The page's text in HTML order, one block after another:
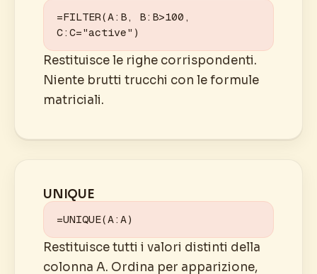
=FILTER(A:B, B:B>100,
C:C="active")
Restituisce le righe corrispondenti.
Niente brutti trucchi con le formule
matriciali.
UNIQUE
=UNIQUE(A:A)
Restituisce tutti i valori distinti della
colonna A. Ordina per apparizione,